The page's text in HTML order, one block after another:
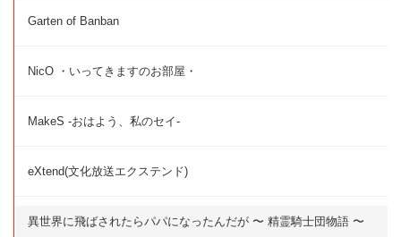
Garten of Banban
NicO ・いってきますのお部屋・
MakeS -おはよう、私のセイ-
eXtend(文化放送エクステンド)
異世界に飛ばされたらパパになったんだが 〜 精霊騎士団物語 〜